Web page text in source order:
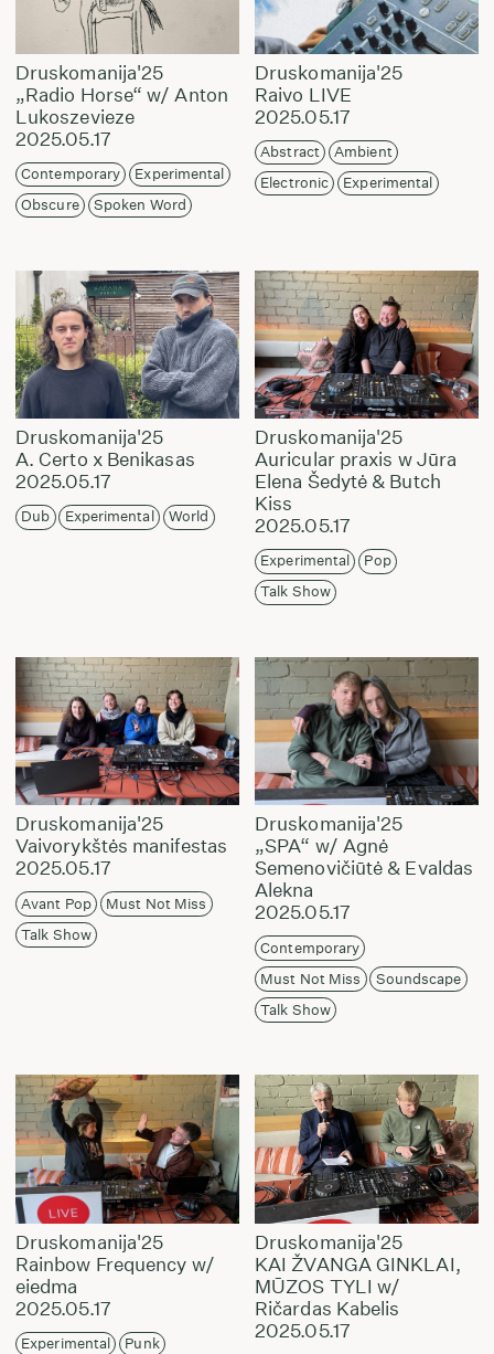
Druskomanija'25
„Radio Horse“ w/ Anton
Lukoszevieze
2025.05.17
Contemporary
Experimental
Obscure
Spoken Word
Druskomanija'25
Raivo LIVE
2025.05.17
Abstract
Ambient
Electronic
Experimental
Druskomanija'25
A. Certo x Benikasas
2025.05.17
Dub Experimental World
Druskomanija'25
Auricular praxis w Jūra
Elena Šedytė & Butch
Kiss
2025.05.17
Experimental
Pop
Talk Show
Druskomanija'25
Vaivorykštės manifestas
2025.05.17
Avant Pop
Must Not Miss
Talk Show
Druskomanija'25
„SPA“ w/ Agnė
Semenovičiūtė & Evaldas
Alekna
2025.05.17
Contemporary
Must Not Miss
Soundscape
Talk Show
Druskomanija'25
Rainbow Frequency w/
eiedma
2025.05.17
Experimental Punk
Druskomanija'25
KAI ŽVANGA GINKLAI,
MŪZOS TYLI w/
Ričardas Kabelis
2025.05.17